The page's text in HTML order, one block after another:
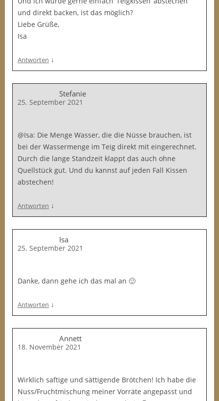
und direkt backen, ist das möglich?
Liebe Grüße,
Isa
Antworten ↓
Stefanie
25. September 2021
@Isa: Die Menge Wasser, die die Nüsse brauchen, ist
bei der Wassermenge im Teig direkt mit eingerechnet.
Durch die lange Standzeit klappt das auch ohne
Quellstück gut. Und du kannst auf jeden Fall Kissen
abstechen!
Antworten ↓
Isa
25. September 2021
Danke, dann gehe ich das mal an 🙂
Antworten ↓
Annett
18. November 2021
Wirklich saftige und sättigende Brötchen! Ich habe die
Nuss/Fruchtmischung meiner Vorräte angepasst und